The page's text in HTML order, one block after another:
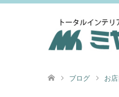
ブログ お